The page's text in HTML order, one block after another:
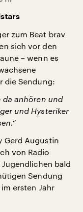
zum Beat brav
sich vor den
– wenn es
die Sendung:
da anhören und
und Hysteriker
Gerd Augustin
von Radio
bald
Sendung
ersten Jahr